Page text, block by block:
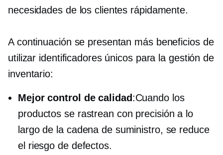
necesidades de los clientes rápidamente.
A continuación se presentan más beneficios de
utilizar identificadores únicos para la gestión de
inventario:
Mejor control de calidad:Cuando los
productos se rastrean con precisión a lo
largo de la cadena de suministro, se reduce
el riesgo de defectos.